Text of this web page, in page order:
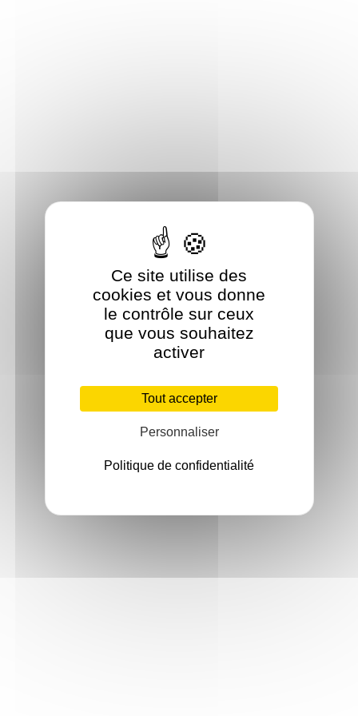
Ce site utilise des
cookies et vous donne
le contrôle sur ceux
que vous souhaitez
activer
Tout accepter
Personnaliser
Politique de confidentialité